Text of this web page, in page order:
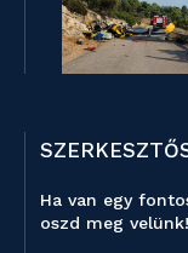
Ha van egy
oszd meg velünk!